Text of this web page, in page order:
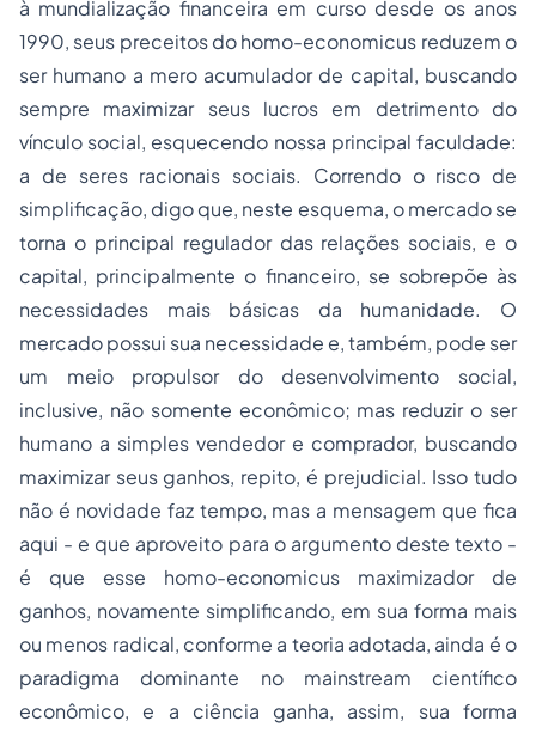
à mundialização financeira em curso desde os anos
1990, seus preceitos do homo-economicus reduzem o
ser humano a mero acumulador de capital, buscando
sempre maximizar seus lucros em detrimento do
vínculo social, esquecendo nossa principal faculdade:
a de seres racionais sociais. Correndo o risco de
simplificação, digo que, neste esquema, o mercado se
torna o principal regulador das relações sociais, e o
capital, principalmente o financeiro, se sobrepõe às
necessidades mais básicas da humanidade. O
mercado possui sua necessidade e, também, pode ser
um meio propulsor do desenvolvimento social,
inclusive, não somente econômico; mas reduzir o ser
humano a simples vendedor e comprador, buscando
maximizar seus ganhos, repito, é prejudicial. Isso tudo
não é novidade faz tempo, mas a mensagem que fica
aqui - e que aproveito para o argumento deste texto -
é que esse homo-economicus maximizador de
ganhos, novamente simplificando, em sua forma mais
ou menos radical, conforme a teoria adotada, ainda é o
paradigma dominante no mainstream científico
econômico, e a ciência ganha, assim, sua forma